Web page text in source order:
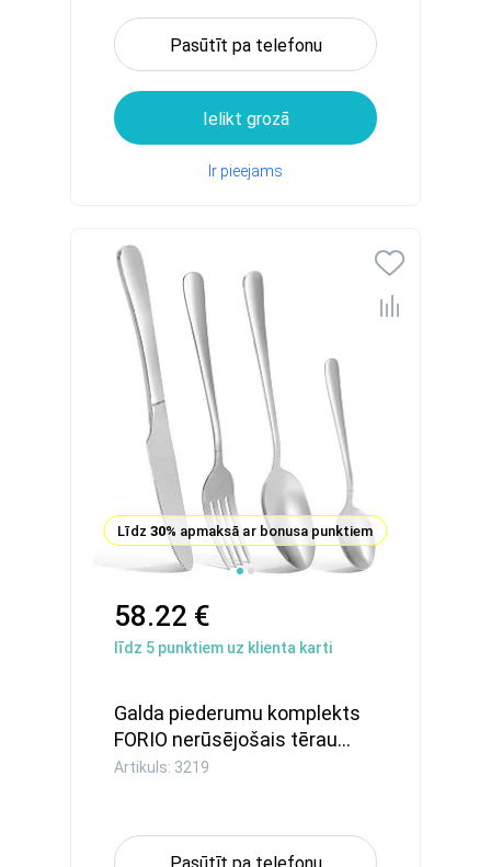
Pasūtīt pa telefonu
Ielikt grozā
Ir pieejams
Līdz 30% apmaksā ar bonusa punktiem
58.22 €
līdz 5 punktiem uz klienta karti
Galda piederumu komplekts
FORIO nerūsējošais tērau...
Artikuls: 3219